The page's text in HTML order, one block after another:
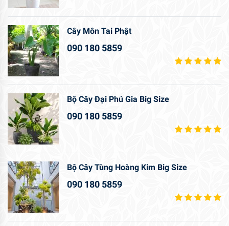
Cây Môn Tai Phật
090 180 5859
Bộ Cây Đại Phú Gia Big Size
090 180 5859
Bộ Cây Tùng Hoàng Kim Big Size
090 180 5859